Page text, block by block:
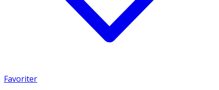
Favoriter